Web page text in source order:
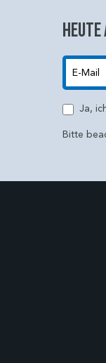
Ja,
Bitte